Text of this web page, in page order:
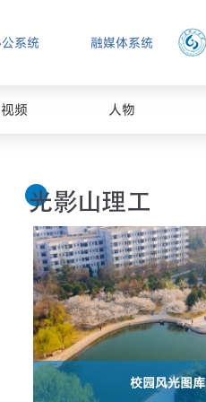
融媒体系统
系统
视频 人物
校园风光图库